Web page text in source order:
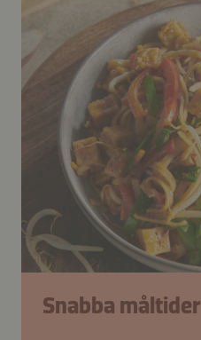
Snabba måltider